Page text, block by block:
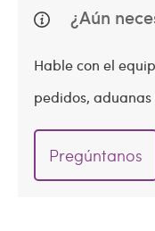
¿Aún
Hable con el
pedidos, aduanas
Pregúntanos